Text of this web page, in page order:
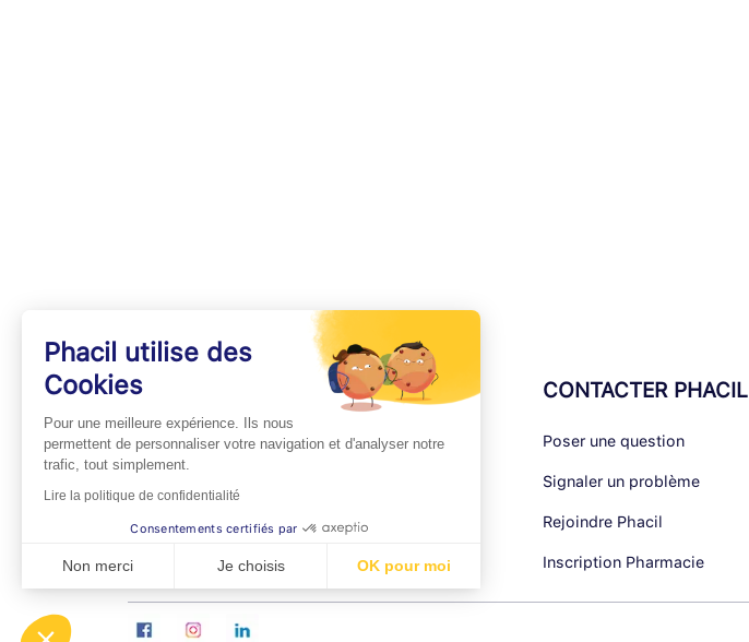
INFOS PRATIQUES
Professionnels de Santé
Espace Pharmaciens
Foire aux questions
CONTACTER PHACIL
Poser une question
Signaler un problème
Rejoindre Phacil
Inscription Pharmacie
Phacil utilise des
Cookies
Pour une meilleure expérience. Ils nous
permettent de personnaliser votre navigation et d'analyser notre
trafic, tout simplement.
Lire la politique de confidentialité
Consentements certifiés par
Non merci Je choisis OK pour moi
Axeptio consent
Plateforme de Gestion du Consentement : Personnalisez vos Options